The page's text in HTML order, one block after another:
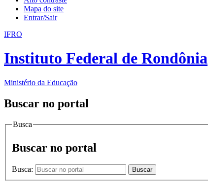
Mapa do site
Entrar/Sair
IFRO
Instituto Federal de Rondônia
Ministério da Educação
Buscar no portal
Busca
Buscar no portal
Busca: Buscar